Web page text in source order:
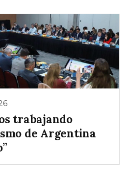
trabajando
de Argentina